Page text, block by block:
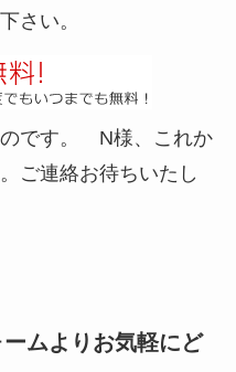
さい。
です。 N様、これか
ご連絡お待ちいたし
ムよりお気軽にど